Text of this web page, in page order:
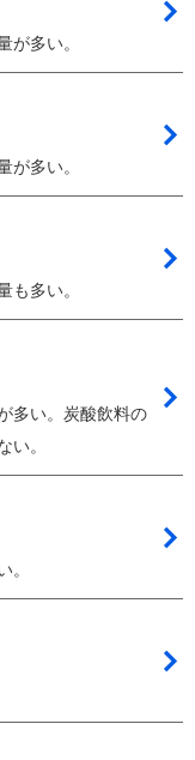
が多い。
が多い。
も多い。
多い。炭酸飲料の
い。
。